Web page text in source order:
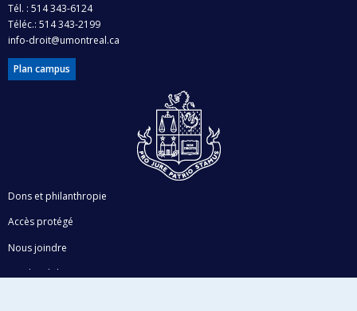
Tél. : 514 343-6124
Téléc.: 514 343-2199
info-droit@umontreal.ca
Plan campus
Dons et philanthropie
Accès protégé
Nous joindre
Facebook |